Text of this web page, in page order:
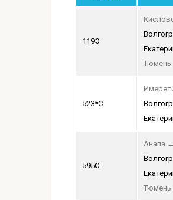
119Э
Тюмень
523*С
595С
Анапа →
Тюмень